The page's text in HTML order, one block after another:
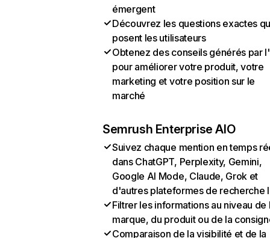
émergent
Découvrez les questions exactes
posent les utilisateurs
Obtenez des conseils générés par
pour améliorer votre produit, votre
marketing et votre position sur le
marché
Semrush Enterprise AIO
Suivez chaque mention en temps
dans ChatGPT, Perplexity, Gemini,
Google AI Mode, Claude, Grok et
d'autres plateformes de recherche
Filtrer les informations au niveau de
marque, du produit ou de la
Comparaison de la visibilité et de la